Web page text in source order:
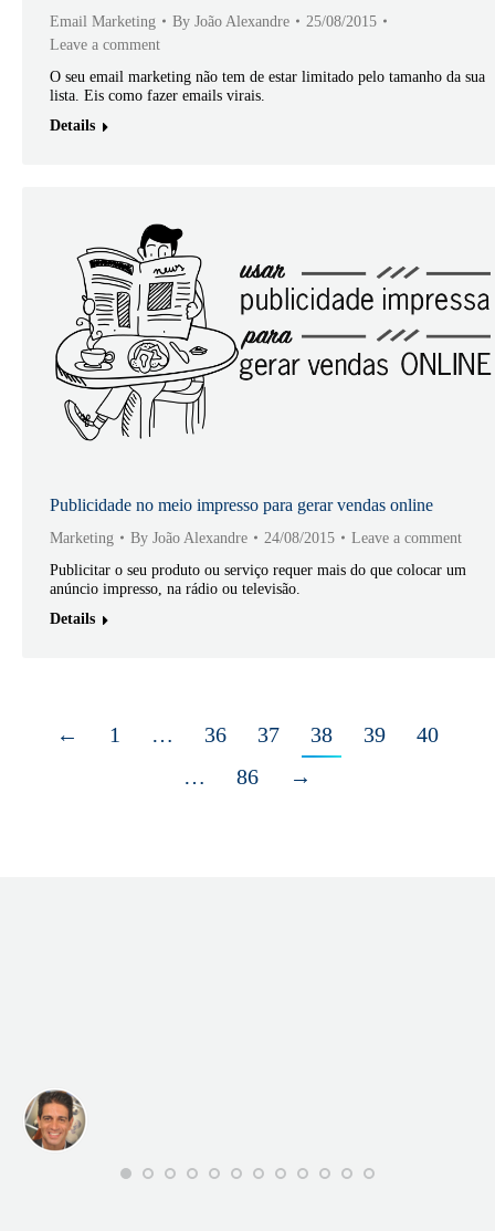
Email Marketing By João Alexandre
25/08/2015
Leave a comment
O seu email marketing não tem de estar limitado pelo tamanho da sua
lista. Eis como fazer emails virais.
Details
Publicidade no meio impresso para gerar vendas online
Marketing By João Alexandre 24/08/2015
Leave a comment
Publicitar o seu produto ou serviço requer mais do que colocar um
anúncio impresso, na rádio ou televisão.
Details
← 1 … 36 37 38 39
40
…
86 →